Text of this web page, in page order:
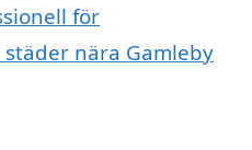
för
nära Gamleby